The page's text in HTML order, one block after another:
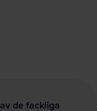
de fackliga